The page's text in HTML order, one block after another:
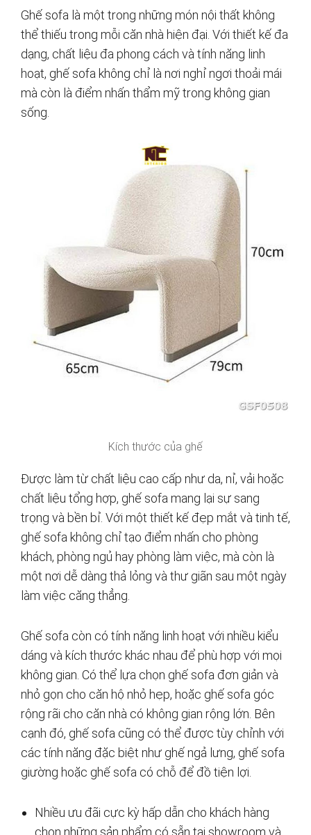
Ghế sofa là một trong những món nội thất không
thể thiếu trong mỗi căn nhà hiện đại. Với thiết kế đa
dạng, chất liệu đa phong cách và tính năng linh
hoạt, ghế sofa không chỉ là nơi nghỉ ngơi thoải mái
mà còn là điểm nhấn thẩm mỹ trong không gian
sống.
Kích thước của ghế
Được làm từ chất liệu cao cấp như da, nỉ, vải hoặc
chất liệu tổng hợp, ghế sofa mang lại sự sang
trọng và bền bỉ. Với một thiết kế đẹp mắt và tinh tế,
ghế sofa không chỉ tạo điểm nhấn cho phòng
khách, phòng ngủ hay phòng làm việc, mà còn là
một nơi dễ dàng thả lỏng và thư giãn sau một ngày
làm việc căng thẳng.
Ghế sofa còn có tính năng linh hoạt với nhiều kiểu
dáng và kích thước khác nhau để phù hợp với mọi
không gian. Có thể lựa chọn ghế sofa đơn giản và
nhỏ gọn cho căn hộ nhỏ hẹp, hoặc ghế sofa góc
rộng rãi cho căn nhà có không gian rộng lớn. Bên
cạnh đó, ghế sofa cũng có thể được tùy chỉnh với
các tính năng đặc biệt như ghế ngả lưng, ghế sofa
giường hoặc ghế sofa có chỗ để đồ tiện lợi.
Nhiều ưu đãi cực kỳ hấp dẫn cho khách hàng